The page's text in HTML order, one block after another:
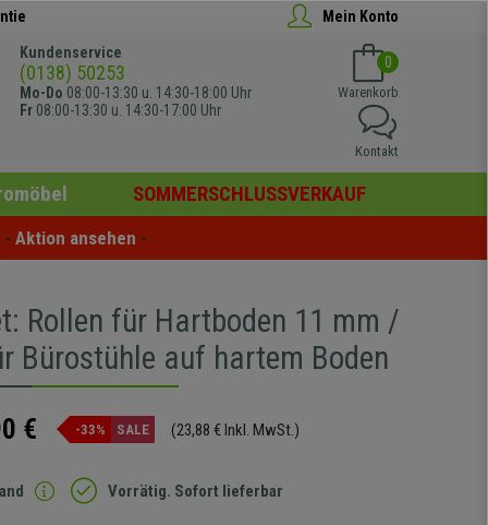
Mein Konto
Kundenservice
(0138) 50253
Mo-Do 08:00-13:30 u. 14:30-18:00 Uhr
Fr 08:00-13:30 u. 14:30-17:00 Uhr
0
Warenkorb
Kontakt
SOMMERSCHLUSSVERKAUF
- Aktion ansehen -
Rollen für Hartboden 11 mm /
Bürostühle auf hartem Boden
€ -33% SALE (23,88 € Inkl. MwSt.)
Vorrätig. Sofort lieferbar